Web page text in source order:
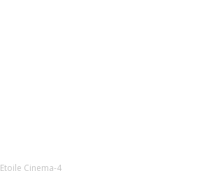
Etoile Cinema-4